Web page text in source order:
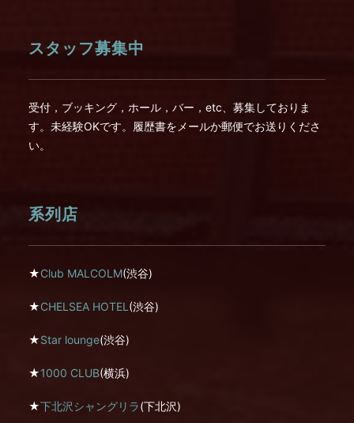
スタッフ募集中
受付，ブッキング，ホール，バー，etc、募集しておりま
す。未経験OKです。履歴書をメールか郵便でお送りくださ
い。
系列店
★Club MALCOLM(渋谷)
★CHELSEA HOTEL (渋谷)
★Star lounge(渋谷)
★1000 CLUB(横浜)
★下北沢シャングリラ(下北沢)